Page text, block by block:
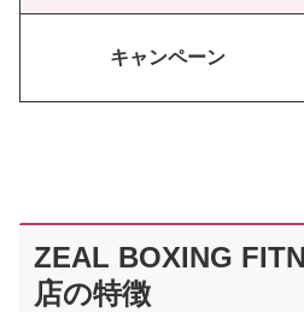
キャンペーン
ZEAL BOXING
店の特徴